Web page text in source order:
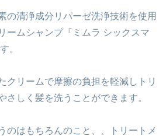
の清浄成分リパーゼ洗浄技術を使用
ームシャンプ『ミムラ シックスマ
。
クリームで摩擦の負担を軽減しトリ
さしく髪を洗うことができます。
のはもちろんのこと、、トリートメ